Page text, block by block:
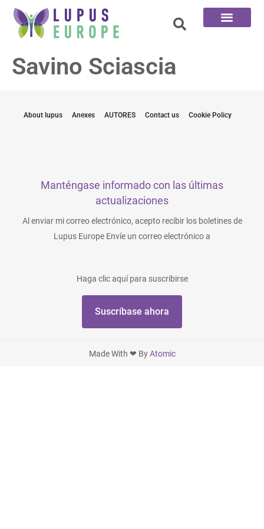
Savino Sciascia
About lupus Anexes AUTORES Contact us Cookie Policy
Manténgase informado con las últimas
actualizaciones
Al enviar mi correo electrónico, acepto recibir los boletines de
Lupus Europe Envíe un correo electrónico a
Haga clic aquí para suscribirse
Suscríbase ahora
Made With ❤ ByAtomic